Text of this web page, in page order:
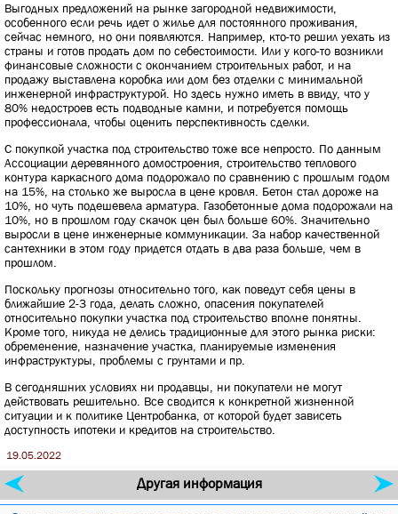
Выгодных предложений на рынке загородной недвижимости,
особенного если речь идет о жилье для постоянного проживания,
сейчас немного, но они появляются. Например, кто-то решил уехать из
страны и готов продать дом по себестоимости. Или у кого-то возникли
финансовые сложности с окончанием строительных работ, и на
продажу выставлена коробка или дом без отделки с минимальной
инженерной инфраструктурой. Но здесь нужно иметь в ввиду, что у
80% недостроев есть подводные камни, и потребуется помощь
профессионала, чтобы оценить перспективность сделки.
С покупкой участка под строительство тоже все непросто. По данным
Ассоциации деревянного домостроения, строительство теплового
контура каркасного дома подорожало по сравнению с прошлым годом
на 15%, на столько же выросла в цене кровля. Бетон стал дороже на
10%, но чуть подешевела арматура. Газобетонные дома подорожали на
10%, но в прошлом году скачок цен был больше 60%. Значительно
выросли в цене инженерные коммуникации. За набор качественной
сантехники в этом году придется отдать в два раза больше, чем в
прошлом.
Поскольку прогнозы относительно того, как поведут себя цены в
ближайшие 2-3 года, делать сложно, опасения покупателей
относительно покупки участка под строительство вполне понятны.
Кроме того, никуда не делись традиционные для этого рынка риски:
обременение, назначение участка, планируемые изменения
инфраструктуры, проблемы с грунтами и пр.
В сегодняшних условиях ни продавцы, ни покупатели не могут
действовать решительно. Все сводится к конкретной жизненной
ситуации и к политике Центробанка, от которой будет зависеть
доступность ипотеки и кредитов на строительство.
19.05.2022
Другая информация